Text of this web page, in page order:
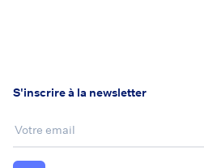
S'inscrire à la newsletter
Email :